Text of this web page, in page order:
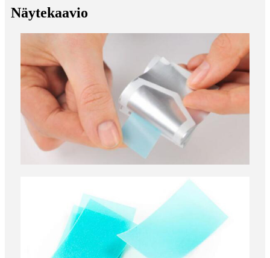
Näytekaavio